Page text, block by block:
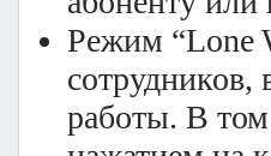
Режим “Lone
работы. В том